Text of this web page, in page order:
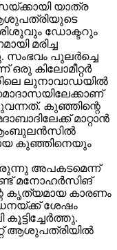
യാത്ര
ഡോക്ടറും
മരിച്ച
സംഭവം പുലര്‍ച്ചെ
ഒരു കിലോമീറ്റര്‍
ലുനാവാഡയില്‍
കുഞ്ഞിന്റെ
മാറ്റാന്‍
ആംബുലന്‍സില്‍
കുഞ്ഞിനെയും
അപകടമെന്ന്
മനോഹര്‍സിങ്
കൃത്യമായ കാരണം
ശേഷം
ആശുപത്രിയില്‍